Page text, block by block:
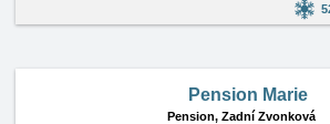
Pension Marie
Pension, Zadní Zvonková